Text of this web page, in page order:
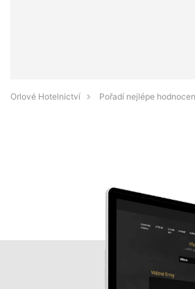
Orlové Hotelnictví Pořadí nejlépe